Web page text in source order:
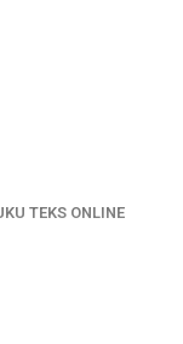
TEKS ONLINE